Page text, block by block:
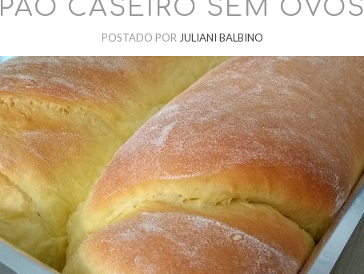
PÃO CASEIRO SEM OVOS
POSTADO POR JULIANI BALBINO